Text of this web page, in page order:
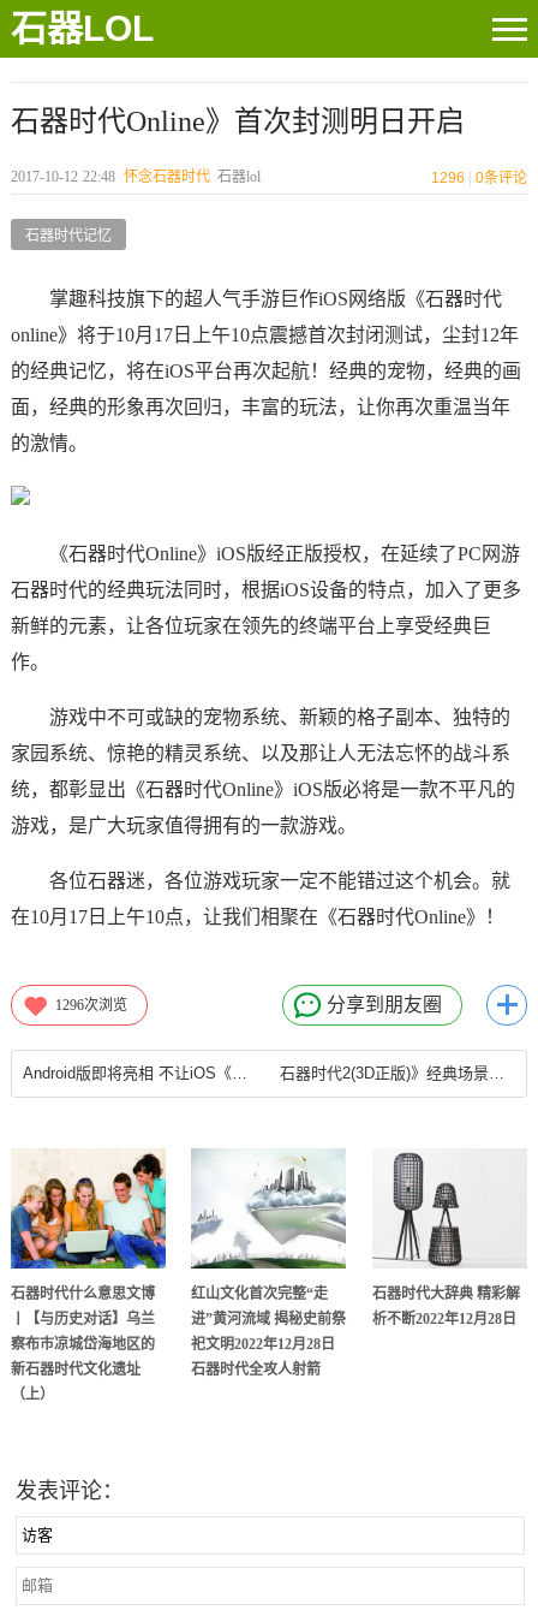
石器LOL
石器时代Online》首次封测明日开启
2017-10-12 22:48 怀念石器时代 石器lol 1296 0条评论
石器时代记忆
掌趣科技旗下的超人气手游巨作iOS网络版《石器时代
online》将于10月17日上午10点震撼首次封闭测试，尘封12年
的经典记忆，将在iOS平台再次起航！经典的宠物，经典的画
面，经典的形象再次回归，丰富的玩法，让你再次重温当年
的激情。
《石器时代Online》iOS版经正版授权，在延续了PC网游
石器时代的经典玩法同时，根据iOS设备的特点，加入了更多
新鲜的元素，让各位玩家在领先的终端平台上享受经典巨
作。
游戏中不可或缺的宠物系统、新颖的格子副本、独特的
家园系统、惊艳的精灵系统、以及那让人无法忘怀的战斗系
统，都彰显出《石器时代Online》iOS版必将是一款不平凡的
游戏，是广大玩家值得拥有的一款游戏。
各位石器迷，各位游戏玩家一定不能错过这个机会。就
在10月17日上午10点，让我们相聚在《石器时代Online》！
1296次浏览 分享到朋友圈
Android版即将亮相 不让iOS《石器时代》专美 石器时代2(3D正版)》经典场景神还原
石器时代什么意思文博
丨【与历史对话】乌兰
察布市凉城岱海地区的
新石器时代文化遗址
（上）
红山文化首次完整“走
进”黄河流域 揭秘史前祭
祀文明2022年12月28日
石器时代全攻人射箭
石器时代大辞典 精彩解
析不断2022年12月28日
发表评论：